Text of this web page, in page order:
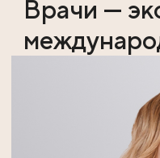
Врачи —